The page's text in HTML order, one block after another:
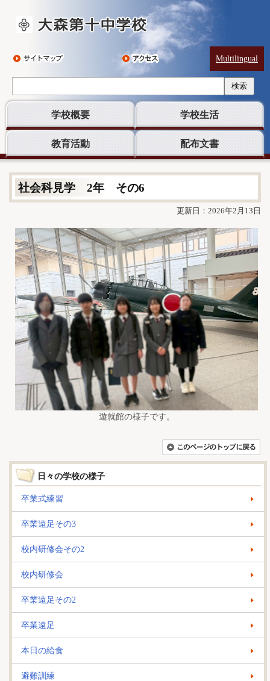
Multilingual
検索
学校概要 学校生活
教育活動 配布文書
社会科見学 2年 その6
更新日：2026年2月13日
遊就館の様子です。
日々の学校の様子
卒業式練習
卒業遠足その3
校内研修会その2
校内研修会
卒業遠足その2
卒業遠足
本日の給食
避難訓練